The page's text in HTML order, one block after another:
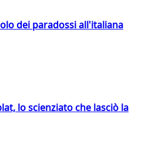
dei paradossi all'italiana
lo scienziato che lasciò la